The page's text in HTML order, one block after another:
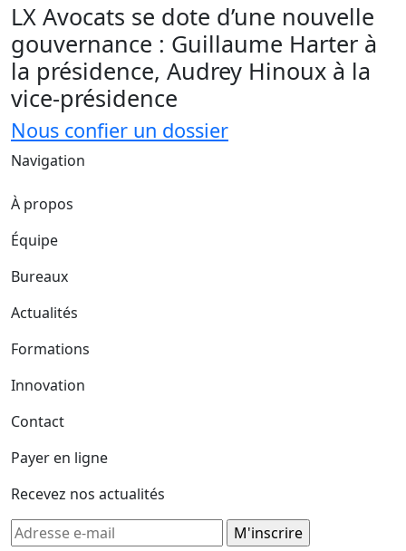
LX Avocats se dote d’une nouvelle
gouvernance : Guillaume Harter à
la présidence, Audrey Hinoux à la
vice-présidence
Nous confier un dossier
Navigation
À propos
Équipe
Bureaux
Actualités
Formations
Innovation
Contact
Payer en ligne
Recevez nos actualités